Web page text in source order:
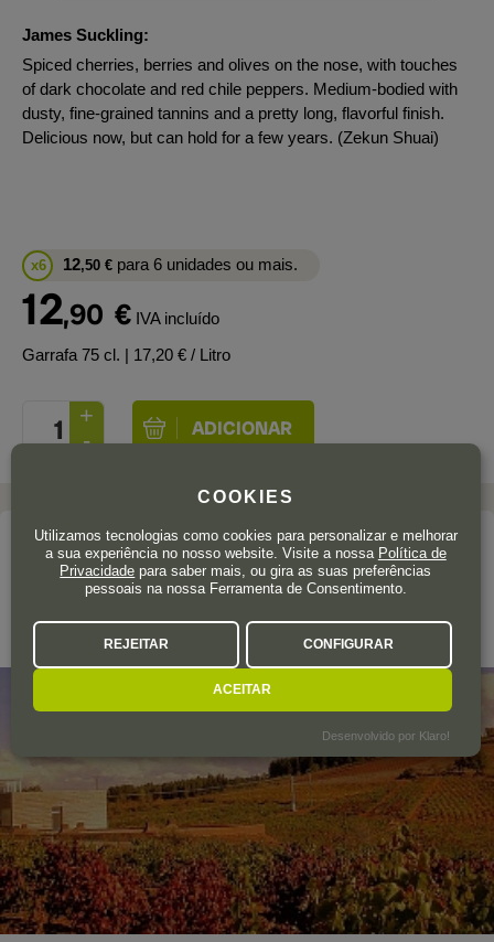
James Suckling:
Spiced cherries, berries and olives on the nose, with touches
of dark chocolate and red chile peppers. Medium-bodied with
dusty, fine-grained tannins and a pretty long, flavorful finish.
Delicious now, but can hold for a few years. (Zekun Shuai)
x6 12,50 € para 6 unidades ou mais.
12,90 € IVA incluído
Garrafa 75 cl. | 17,20 € / Litro
A adega
LOSADA VINOS DE FINCA
COOKIES
Utilizamos tecnologias como cookies para personalizar e melhorar
a sua experiência no nosso website. Visite a nossa Política de
Privacidade para saber mais, ou gira as suas preferências
pessoais na nossa Ferramenta de Consentimento.
REJEITAR CONFIGURAR
ACEITAR
Desenvolvido por Klaro!